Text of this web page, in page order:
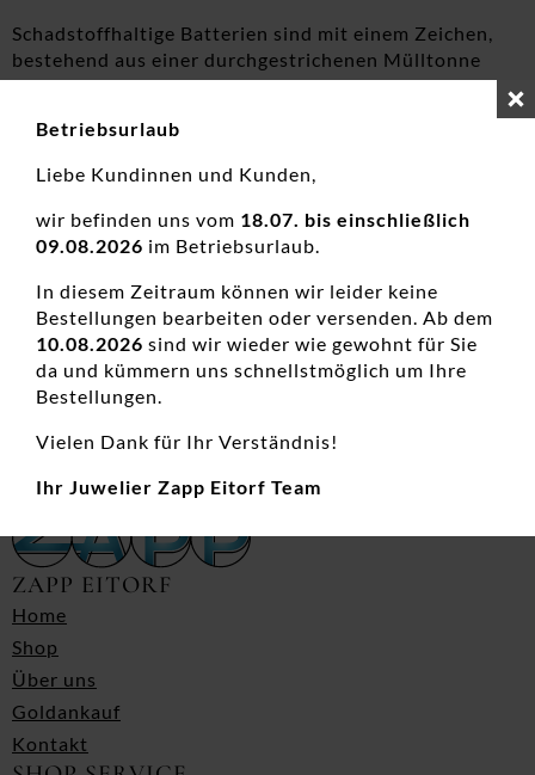
Schadstoffhaltige Batterien sind mit einem Zeichen,
bestehend aus einer durchgestrichenen Mülltonne
versehen. Dieses Zeichen bedeutet, dass Sie Batterien
Quecksilber, mehr als 0,002 Masseprozent Cadmium
oder mehr als 0,004 Masseprozent Blei enthalten, sind
unterhalb des vorstehend Symbols (durchgestrichene
(Hg, Cd, Pb) gekennzeichnet, welche in der Batterie
enthalten sind. Die Bezeichnung "Cd" steht dabei für
Cadmium, "Hg" für Quecksilber und "Pb" für Blei.
Stand: 28.01.2026
ZAPP EITORF
Home
Shop
Über uns
Goldankauf
Kontakt
Betriebsurlaub
Liebe Kundinnen und Kunden,
wir befinden uns vom 18.07. bis einschließlich
09.08.2026 im Betriebsurlaub.
In diesem Zeitraum können wir leider keine
Bestellungen bearbeiten oder versenden. Ab dem
10.08.2026 sind wir wieder wie gewohnt für Sie
da und kümmern uns schnellstmöglich um Ihre
Bestellungen.
Vielen Dank für Ihr Verständnis!
Ihr Juwelier Zapp Eitorf Team